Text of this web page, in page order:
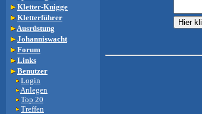
Kletter-Knigge
Kletterführer
Ausrüstung
Johanniswacht
Forum
Links
Benutzer
Login
Anlegen
Top 20
Treffen